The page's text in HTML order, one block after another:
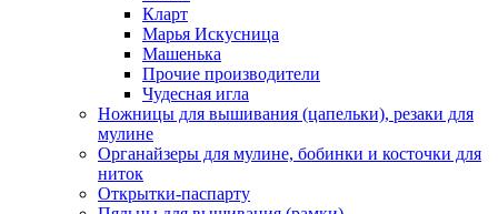
Кларт
Марья Искусница
Машенька
Прочие производители
Чудесная игла
Ножницы для вышивания (цапельки), резаки для
мулине
Органайзеры для мулине, бобинки и косточки для
ниток
Открытки-паспарту